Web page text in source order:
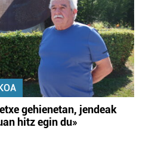
gehienetan, jendeak
hitz egin du»